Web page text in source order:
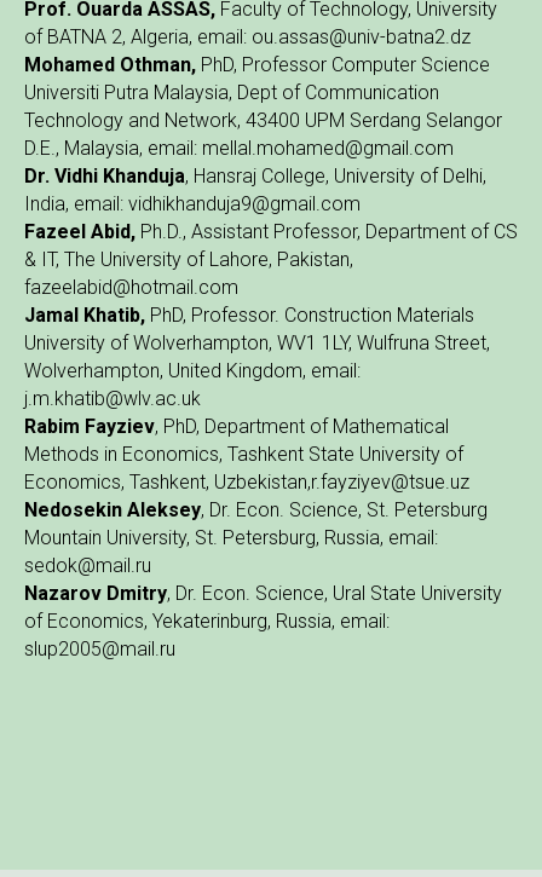
Prof. Ouarda ASSAS, Faculty of Technology, University
of BATNA 2, Algeria, email: ou.assas@univ-batna2.dz
Mohamed Othman, PhD, Professor Computer Science
Universiti Putra Malaysia, Dept of Communication
Technology and Network, 43400 UPM Serdang Selangor
D.E., Malaysia, email: mellal.mohamed@gmail.com
Dr. Vidhi Khanduja, Hansraj College, University of Delhi,
India, email: vidhikhanduja9@gmail.com
Fazeel Abid, Ph.D., Assistant Professor, Department of CS
& IT, The University of Lahore, Pakistan,
fazeelabid@hotmail.com
Jamal Khatib, PhD, Professor. Construction Materials
University of Wolverhampton, WV1 1LY, Wulfruna Street,
Wolverhampton, United Kingdom, email:
j.m.khatib@wlv.ac.uk
Rabim Fayziev, PhD, Department of Mathematical
Methods in Economics, Tashkent State University of
Economics, Tashkent, Uzbekistan,r.fayziyev@tsue.uz
Nedosekin Aleksey, Dr. Econ. Science, St. Petersburg
Mountain University, St. Petersburg, Russia, email:
sedok@mail.ru
Nazarov Dmitry, Dr. Econ. Science, Ural State University
of Economics, Yekaterinburg, Russia, email:
slup2005@mail.ru